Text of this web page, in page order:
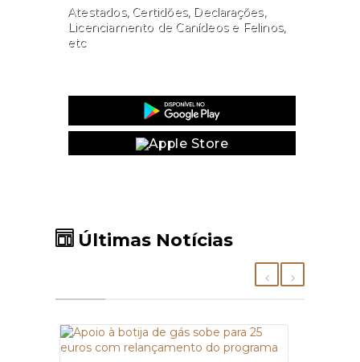
Atestados, Certidões, Declarações,
Licenciamento de Canídeos e Felinos,
etc
Últimas Notícias